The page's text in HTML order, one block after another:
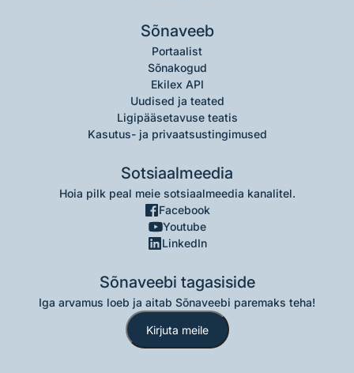
Sõnaveeb
Portaalist
Sõnakogud
Ekilex API
Uudised ja teated
Ligipääsetavuse teatis
Kasutus- ja privaatsustingimused
Sotsiaalmeedia
Hoia pilk peal meie sotsiaalmeedia kanalitel.
Facebook
Youtube
LinkedIn
Sõnaveebi tagasiside
Iga arvamus loeb ja aitab Sõnaveebi paremaks teha!
Kirjuta meile